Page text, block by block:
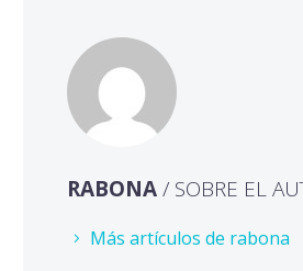
RABONA/ SOBRE EL
Más artículos de rabona